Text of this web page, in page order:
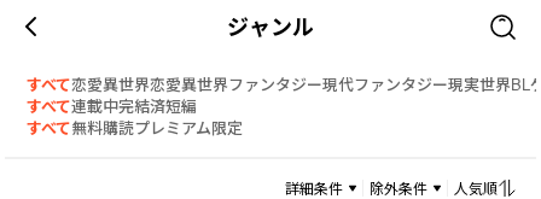
ジャンル
すべて恋愛異世界恋愛異世界ファンタジー現代ファンタジー現実世界BL
すべて連載中完結済短編
すべて無料購読プレミアム限定
詳細条件 除外条件 人気順